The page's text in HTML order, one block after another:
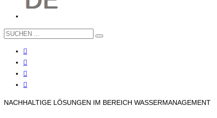
NACHHALTIGE LÖSUNGEN IM BEREICH WASSERMANAGEMENT